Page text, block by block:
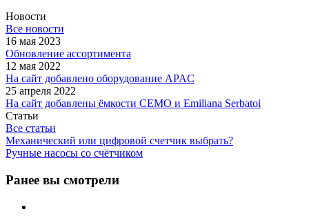
Новости
Все новости
16 мая 2023
Обновление ассортимента
12 мая 2022
На сайт добавлено оборудование APAC
25 апреля 2022
На сайт добавлены ёмкости CEMO и Emiliana Serbatoi
Статьи
Все статьи
Механический или цифровой счетчик выбрать?
Ручные насосы со счётчиком
Ранее вы смотрели